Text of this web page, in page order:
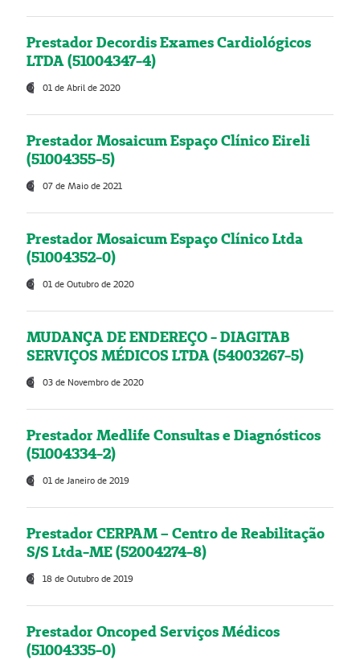
Prestador Decordis Exames Cardiológicos
LTDA (51004347-4)
01 de Abril de 2020
Prestador Mosaicum Espaço Clínico Eireli
(51004355-5)
07 de Maio de 2021
Prestador Mosaicum Espaço Clínico Ltda
(51004352-0)
01 de Outubro de 2020
MUDANÇA DE ENDEREÇO - DIAGITAB
SERVIÇOS MÉDICOS LTDA (54003267-5)
03 de Novembro de 2020
Prestador Medlife Consultas e Diagnósticos
(51004334-2)
01 de Janeiro de 2019
Prestador CERPAM – Centro de Reabilitação
S/S Ltda-ME (52004274-8)
18 de Outubro de 2019
Prestador Oncoped Serviços Médicos
(51004335-0)